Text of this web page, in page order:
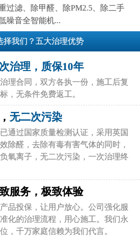
过滤、除甲醛、除PM2.5、除二手
噪音全智能机...
择我们？五大治理优势
治理，质保10年
理合同，双方各执一份，施工后复
，无条件免费返工。
无二次污染
通过国家质量检测认证，采用英国
除醛，去除有毒有害气体的同时，
氧离子，无二次污染，一次治理终
服务，极致体验
品投保，让用户放心。公司强化服
化的治理流程，用心施工。我们永
，千万家庭信赖为我们代言。